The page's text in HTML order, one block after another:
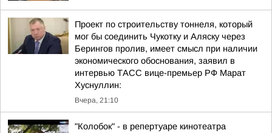
Проект по строительству тоннеля, который
мог бы соединить Чукотку и Аляску через
Берингов пролив, имеет смысл при наличии
экономического обоснования, заявил в
интервью ТАСС вице-премьер РФ Марат
Хуснуллин:
Вчера, 21:10
"Колобок" - в репертуаре кинотеатра